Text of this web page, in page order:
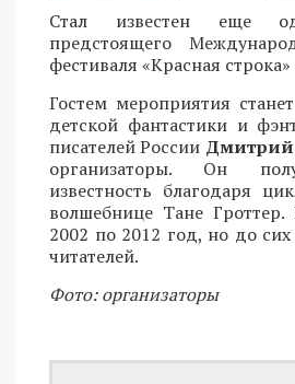
Стал известен еще
предстоящего
фестиваля «Красная
Гостем мероприятия
детской фантастики и
писателей России
организаторы. Он
известность благодаря
волшебнице Тане
2002 по 2012 год, но до
читателей.
Фото: организаторы